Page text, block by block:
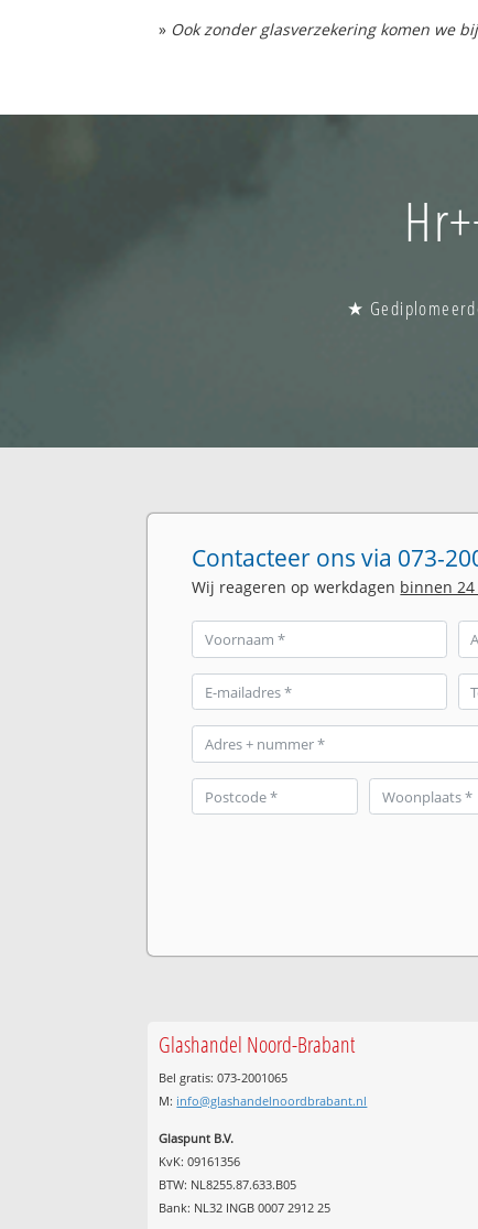
» Ook zonder glasverzekering komen we
★
Contacteer ons via 073-
Wij reageren op werkdagen binnen
Glashandel Noord-Brabant
Bel gratis: 073-2001065
M: info@glashandelnoordbrabant.nl
Glaspunt B.V.
KvK: 09161356
BTW: NL8255.87.633.B05
Bank: NL32 INGB 0007 2912 25